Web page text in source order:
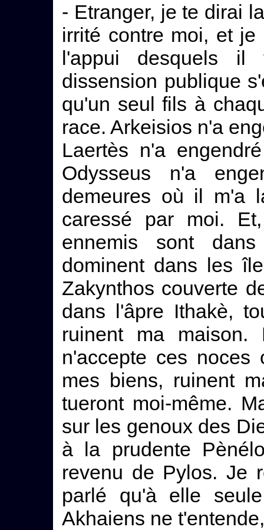
- Etranger, je te dirai
irrité contre moi, et
l'appui desquels il
dissension publique
qu'un seul fils à
race. Arkeisios n'a
Laertès n'a
Odysseus n'a
demeures où il m'a
caressé par moi.
ennemis sont
dominent dans les
Zakynthos couverte
dans l'âpre Ithakè,
ruinent ma
n'accepte ces noces
mes biens, ruinent
tueront moi-même.
sur les genoux des
à la prudente
revenu de Pylos. Je
parlé qu'à elle
Akhaiens ne